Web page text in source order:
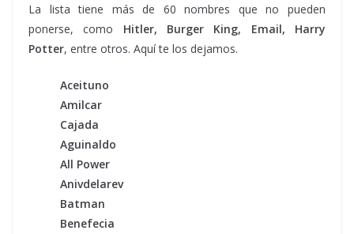
La lista tiene más de 60 nombres que no pueden
ponerse, como Hitler, Burger King, Email, Harry
Potter, entre otros. Aquí te los dejamos.
Aceituno
Amilcar
Cajada
Aguinaldo
All Power
Anivdelarev
Batman
Benefecia